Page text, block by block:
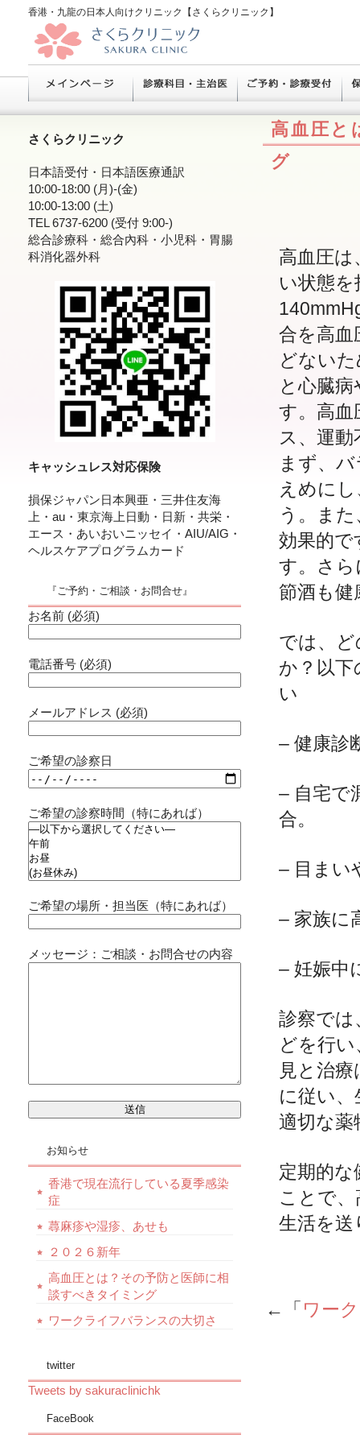
香港・九龍の日本人向けクリニック【さくらクリニック】
高血圧と
グ
高血圧
い状態
合を高血
どない
と心臓
す。高血
ス、運
まず、
えめに
う。ま
効果的で
す。さ
節酒も健
では、
か？以
い
– 健康診
– 自宅で
合。
– 目まい
– 家族に
– 妊娠中
診察では
どを行
見と治
に従い
適切な薬
定期的
ことで
生活を送
←「ワー
さくらクリニック
日本語受付・日本語医療通訳
10:00-18:00 (月)-(金)
10:00-13:00 (土)
TEL 6737-6200 (受付 9:00-)
総合診療科・総合內科・小児科・胃腸
科消化器外科
キャッシュレス対応保険
損保ジャパン日本興亜・三井住友海
上・au・東京海上日動・日新・共栄・
エース・あいおいニッセイ・AIU/AIG・
ヘルスケアプログラムカード
『ご予約・ご相談・お問合せ』
お名前 (必須)
電話番号 (必須)
メールアドレス (必須)
ご希望の診察日
ご希望の診察時間（特にあれば）
ご希望の場所・担当医（特にあれば）
メッセージ：ご相談・お問合せの内容
お知らせ
香港で現在流行している夏季感染
症
蕁麻疹や湿疹、あせも
２０２６新年
高血圧とは？その予防と医師に相
談すべきタイミング
ワークライフバランスの大切さ
twitter
Tweets by sakuraclinichk
FaceBook